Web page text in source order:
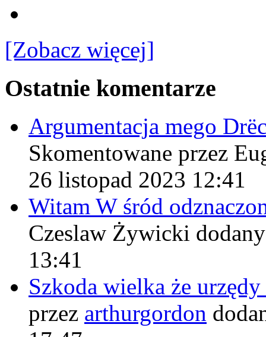
[Zobacz więcej]
Ostatnie komentarze
Argumentacja mego
Skomentowane przez
26 listopad 2023 12:41
Witam W śród
Czeslaw Żywicki
13:41
Szkoda wielka że
przez arthurgordon